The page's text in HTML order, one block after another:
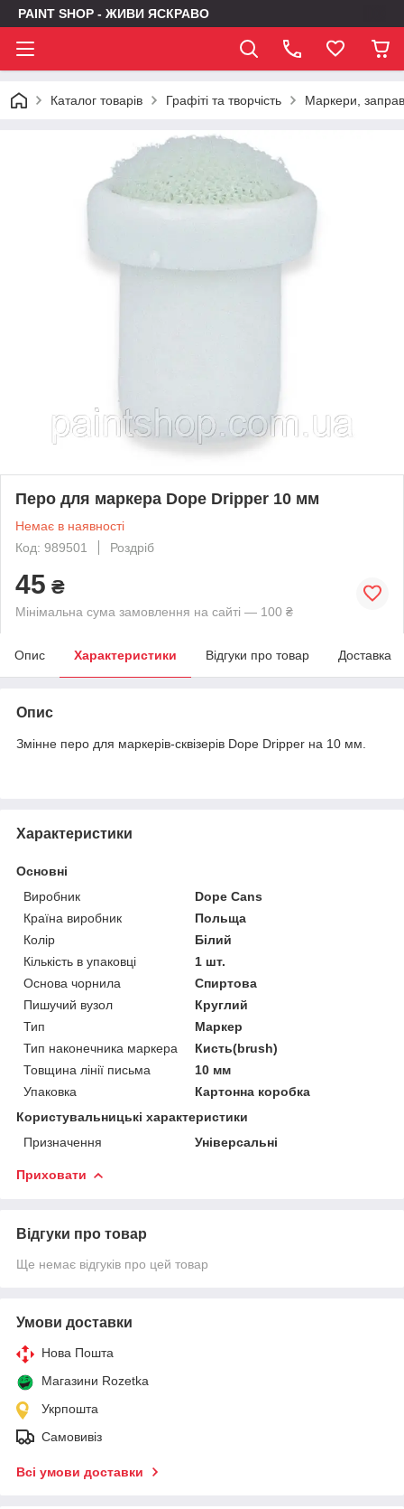
PAINT SHOP - ЖИВИ ЯСКРАВО
Каталог товарів Графіті та творчість Маркери,
Перо для маркера Dope Dripper 10 мм
Немає в наявності
Код: 989501
Роздріб
45 ₴
Мінімальна сума замовлення на сайті — 100 ₴
Опис Характеристики Відгуки про товар Доставка
Опис
Змінне перо для маркерів-сквізерів Dope Dripper на 10 мм.
Характеристики
Основні
Виробник
Dope Cans
Країна виробник
Польща
Колір
Білий
Кількість в упаковці
1 шт.
Основа чорнила
Спиртова
Пишучий вузол
Круглий
Тип
Маркер
Тип наконечника маркера
Кисть(brush)
Товщина лінії письма
10 мм
Упаковка
Картонна коробка
Користувальницькі характеристики
Призначення
Універсальні
Приховати
Відгуки про товар
Ще немає відгуків про цей товар
Умови доставки
Нова Пошта
Магазини Rozetka
Укрпошта
Самовивіз
Всі умови доставки